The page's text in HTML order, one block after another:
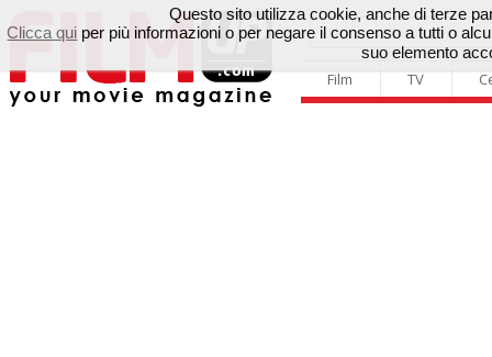
Film TV
Questo sito utilizza cookie, anche di terze
Clicca qui per più informazioni o per negare il consenso a tutti o
suo elemento